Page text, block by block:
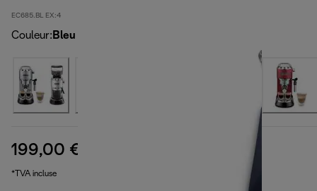
EC685.BL EX:4
Couleur: Bleu
199,00 €
*TVA incluse